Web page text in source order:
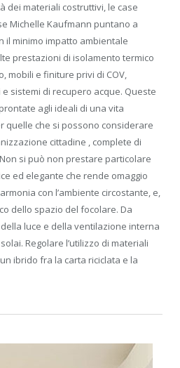
dei materiali costruttivi, le case
Michelle Kaufmann puntano a
il minimo impatto ambientale
prestazioni di isolamento termico
mobili e finiture privi di COV,
sistemi di recupero acque. Queste
agli ideali di una vita
quelle che si possono considerare
cittadine , complete di
si può non prestare particolare
ed elegante che rende omaggio
con l’ambiente circostante, e,
dello spazio del focolare. Da
luce e della ventilazione interna
Regolare l’utilizzo di materiali
ibrido fra la carta riciclata e la